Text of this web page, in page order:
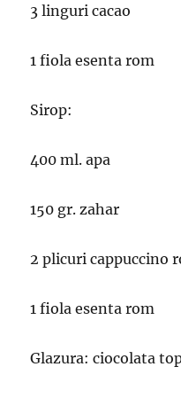
3 linguri cacao
1 fiola esenta rom
Sirop:
400 ml. apa
150 gr. zahar
2 plicuri cappuccino
1 fiola esenta rom
Glazura: ciocolata